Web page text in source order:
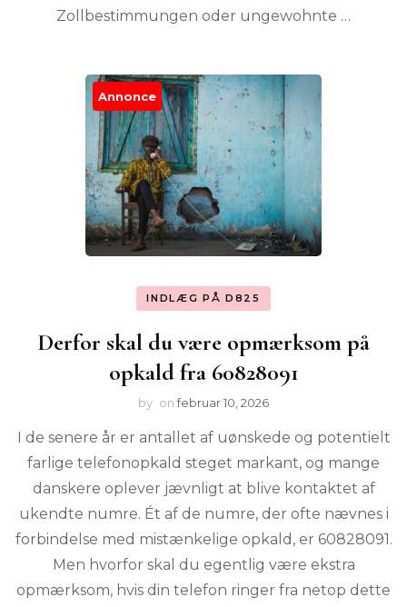
Zollbestimmungen oder ungewohnte …
Annonce
INDLÆG PÅ D825
Derfor skal du være opmærksom på
opkald fra 60828091
by onfebruar 10, 2026
I de senere år er antallet af uønskede og potentielt
farlige telefonopkald steget markant, og mange
danskere oplever jævnligt at blive kontaktet af
ukendte numre. Ét af de numre, der ofte nævnes i
forbindelse med mistænkelige opkald, er 60828091.
Men hvorfor skal du egentlig være ekstra
opmærksom, hvis din telefon ringer fra netop dette